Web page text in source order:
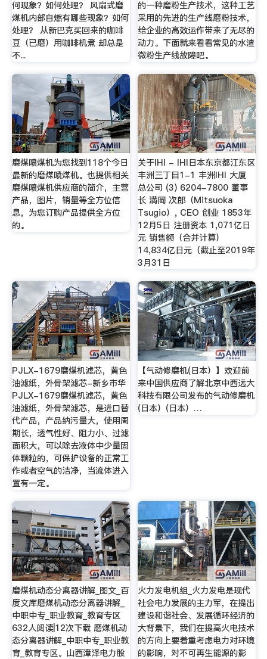
何现象？如何处理？ 风扇式磨
煤机内部自燃有哪些现象？如何
处理？ 从新巴克买回来的咖啡
豆（已磨）用咖啡机煮 却总是
不...
的一种磨粉生产技术，这种工艺
采用的先进的生产线磨粉技术，
给企业的高效运作带来了无尽的
动力。下面就来看看常见的水渣
微粉生产线故障吧。
磨煤喷煤机为您找到118个今日
最新的磨煤喷煤机。也提供相关
磨煤喷煤机供应商的简介，主营
产品，图片，销量等全方位信
息，为您订购产品提供全方位
的。
关于IHI - IHI日本东京都江东区
丰洲三丁目1-1 丰洲IHI 大厦
总公司 (3) 6204-7800 董事
长 満岡 次郎（Mitsuoka
Tsugio）, CEO 创业 1853年
12月5日 注册资本 1,071亿日
元 销售额（合并计算）
14,834亿日元（截止至2019年
3月31日
PJLX-1679磨煤机滤芯，黄色
油滤纸，外骨架滤芯-新乡市华
PJLX-1679磨煤机滤芯，黄色
油滤纸，外骨架滤芯，是进口替
代产品，产品纳污量大，使用周
期长，透气性好、阻力小、过滤
面积大，可以除去液体中少量固
体颗粒的，可保护设备的正常工
作或者空气的洁净，当流体进入
置有一定。
【气动修磨机(日本）】欢迎前
来中国供应商了解北京中西远大
科技有限公司发布的气动修磨机
(日本）(日本）…
磨煤机动态分离器讲解_图文_百
度文库磨煤机动态分离器讲解_
中职中专_职业教育_教育专区
632人阅读|12次下载 磨煤机动
态分离器讲解_中职中专_职业教
育_教育专区。山西漳泽电力股
火力发电机组_火力发电是现代
社会电力发展的主力军，在提出
建设和谐社会、发展循环经济的
大背景下，我们在提高火电技术
的方向上要着重考虑电力对环境
的影响，对不可再生能源的影